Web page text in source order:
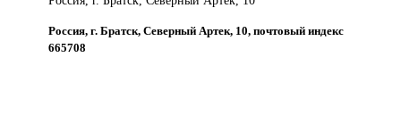
Россия, г. Братск, Северный Артек, 10, почтовый индекс
665708